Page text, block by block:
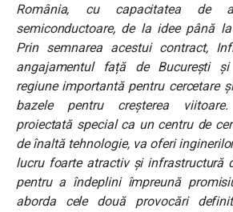
România, cu capacitatea de
semiconductoare, de la idee până
Prin semnarea acestui contract,
angajamentul față de București
regiune importantă pentru cercetare
bazele pentru creșterea
proiectată special ca un centru de
de înaltă tehnologie, va oferi
lucru foarte atractiv și infrastructură
pentru a îndeplini împreună
aborda cele două provocări